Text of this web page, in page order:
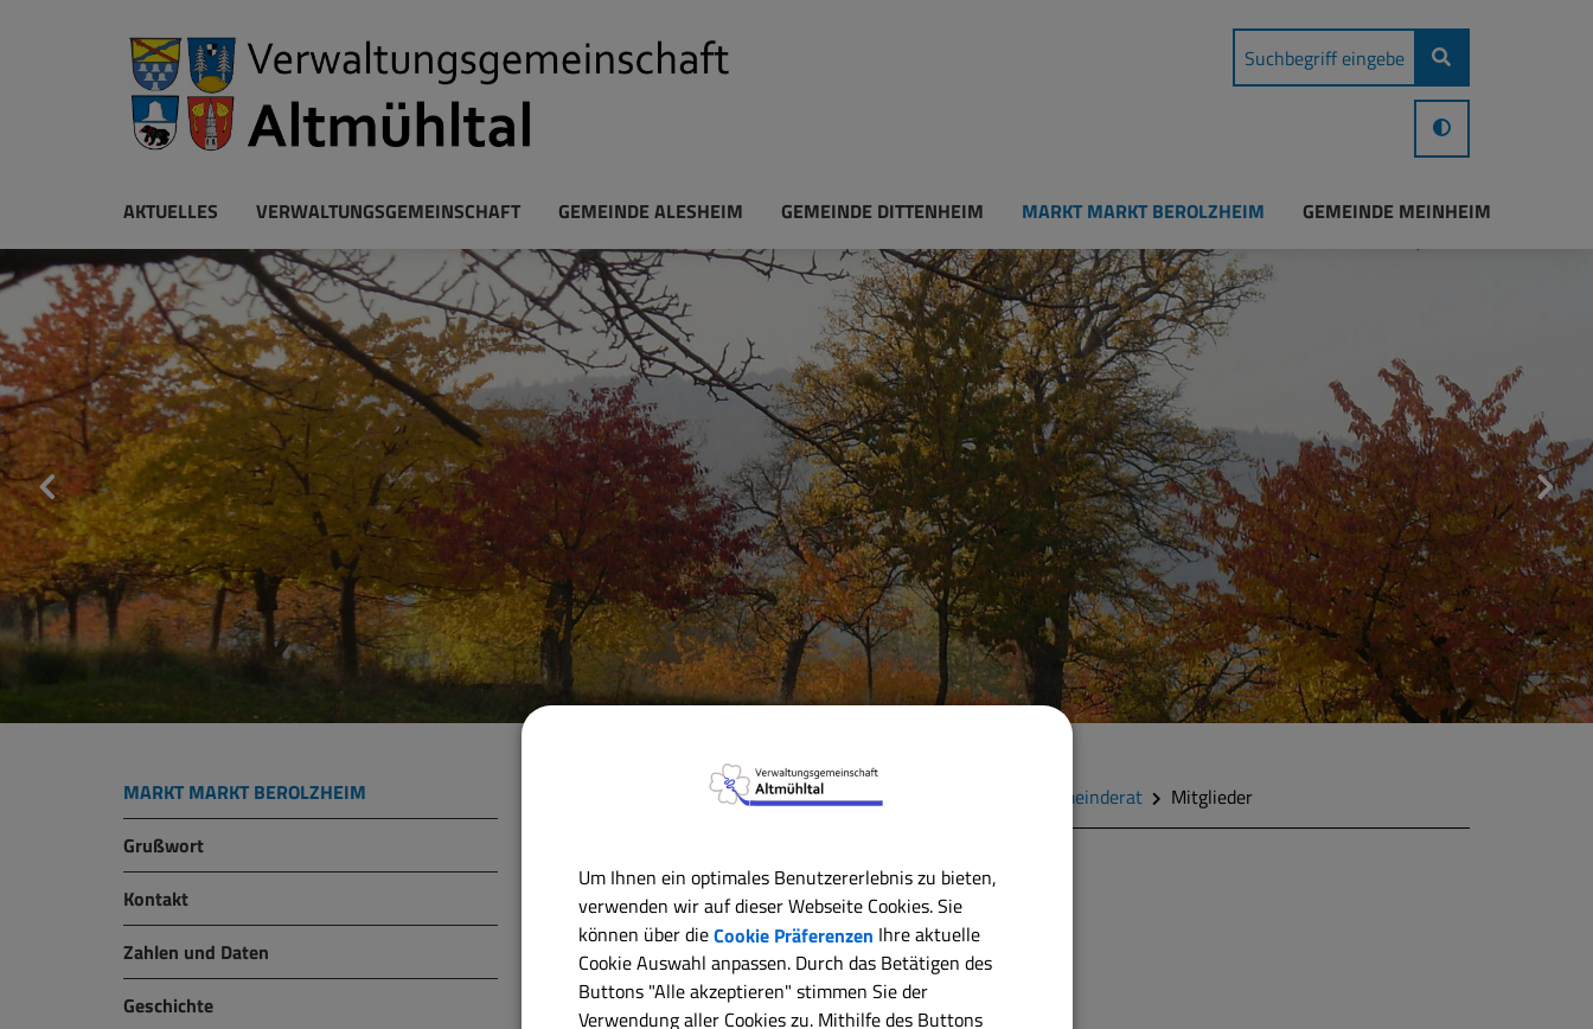
AKTUELLES VERWALTUNGSGEMEINSCHAFT GEMEINDE ALESHEIM GEMEINDE DITTENHEIM MARKT MARKT BEROLZHEIM GEMEINDE MEINHEIM
MARKT MARKT BEROLZHEIM
Grußwort
Kontakt
Zahlen und Daten
Geschichte
Verwaltungsgemeinschaft Markt Markt Berolzheim Gemeinderat Mitglieder
Marktgemeinderat Markt Berolzheim
Ursula Waschkuhn-Hofmann(Vorsitzende/r)
Michael Prosiegel
Verena Kreidl
Um Ihnen ein optimales Benutzererlebnis zu bieten,
verwenden wir auf dieser Webseite Cookies. Sie
können über dieCookie Präferenzen Ihre aktuelle
Cookie Auswahl anpassen. Durch das Betätigen des
Buttons "Alle akzeptieren" stimmen Sie der
Verwendung aller Cookies zu. Mithilfe des Buttons